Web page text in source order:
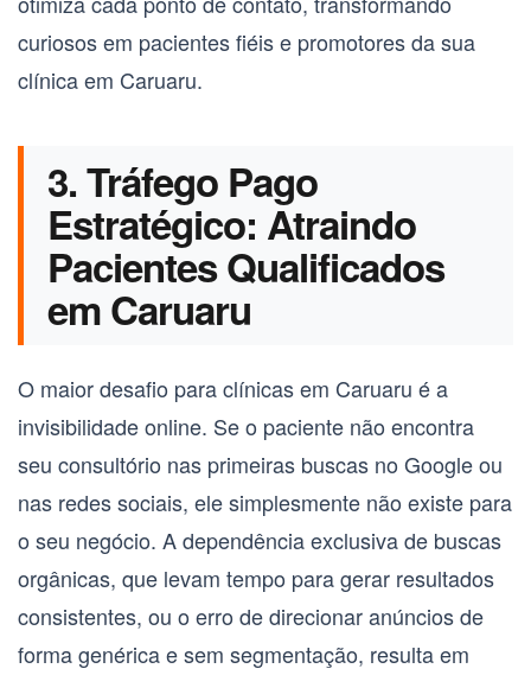
curiosos em pacientes fiéis e promotores da sua
clínica em Caruaru.
3. Tráfego Pago
Estratégico: Atraindo
Pacientes Qualificados
em Caruaru
O maior desafio para clínicas em Caruaru é a
invisibilidade online. Se o paciente não encontra
seu consultório nas primeiras buscas no Google ou
nas redes sociais, ele simplesmente não existe para
o seu negócio. A dependência exclusiva de buscas
orgânicas, que levam tempo para gerar resultados
consistentes, ou o erro de direcionar anúncios de
forma genérica e sem segmentação, resulta em